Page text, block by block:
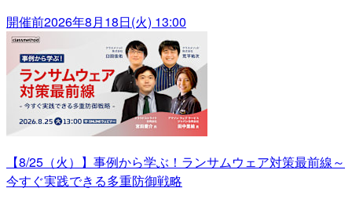
開催前2026年8月18日(火) 13:00
【8/25（火）】事例から学ぶ！ランサムウェア対策最前線～
今すぐ実践できる多重防御戦略